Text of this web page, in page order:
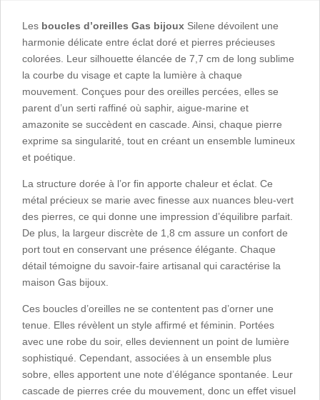
Les boucles d’oreilles Gas bijoux Silene dévoilent une
harmonie délicate entre éclat doré et pierres précieuses
colorées. Leur silhouette élancée de 7,7 cm de long sublime
la courbe du visage et capte la lumière à chaque
mouvement. Conçues pour des oreilles percées, elles se
parent d’un serti raffiné où saphir, aigue-marine et
amazonite se succèdent en cascade. Ainsi, chaque pierre
exprime sa singularité, tout en créant un ensemble lumineux
et poétique.
La structure dorée à l’or fin apporte chaleur et éclat. Ce
métal précieux se marie avec finesse aux nuances bleu-vert
des pierres, ce qui donne une impression d’équilibre parfait.
De plus, la largeur discrète de 1,8 cm assure un confort de
port tout en conservant une présence élégante. Chaque
détail témoigne du savoir-faire artisanal qui caractérise la
maison Gas bijoux.
Ces boucles d’oreilles ne se contentent pas d’orner une
tenue. Elles révèlent un style affirmé et féminin. Portées
avec une robe du soir, elles deviennent un point de lumière
sophistiqué. Cependant, associées à un ensemble plus
sobre, elles apportent une note d’élégance spontanée. Leur
cascade de pierres crée du mouvement, donc un effet visuel